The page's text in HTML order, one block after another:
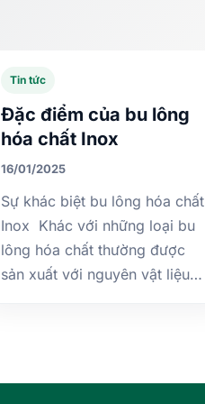
Tin tức
Đặc điểm của bu lông
hóa chất Inox
16/01/2025
Sự khác biệt bu lông hóa chất
Inox Khác với những loại bu
lông hóa chất thường được
sản xuất với nguyên vật liệu…